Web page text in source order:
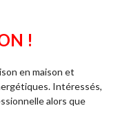
!
en maison et
Intéressés,
alors que